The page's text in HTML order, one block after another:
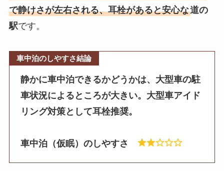
で静けさが左右される、耳栓があると安心な道の
駅です。
車中泊のしやすさ結論
静かに車中泊できるかどうかは、大型車の駐
車状況によるところが大きい。大型車アイド
リング対策として耳栓推奨。
車中泊（仮眠）のしやすさ